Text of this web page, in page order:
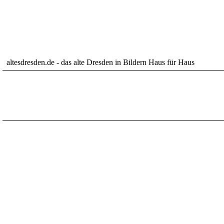
altesdresden.de - das alte Dresden in Bildern Haus für Haus